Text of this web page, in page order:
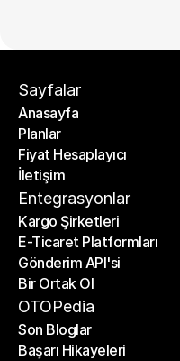
Sayfalar
Anasayfa
Anasayfa
Planlar
Planlar
Fiyat Hesaplayıcı
Fiyat Hesaplayıcı
İletişim
İletişim
Entegrasyonlar
Kargo Şirketleri
Kargo Şirketleri
E-Ticaret Platformları
E-Ticaret Platformları
Gönderim API'si
Gönderim API'si
Bir Ortak Ol
Bir Ortak Ol
OTOPedia
Son Bloglar
Son Bloglar
Başarı Hikayeleri